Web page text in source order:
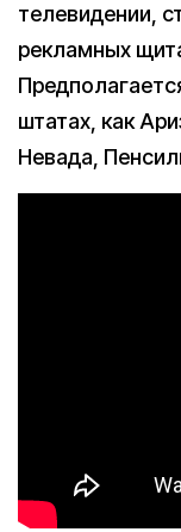
телевидении,
рекламных
штатах, как
Невада,